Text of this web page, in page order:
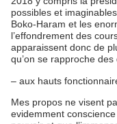
possibles et
Boko-Haram et les
l’effondrement des
apparaissent donc de
qu’on se rapproche
– aux hauts
Mes propos ne visent
evidemment